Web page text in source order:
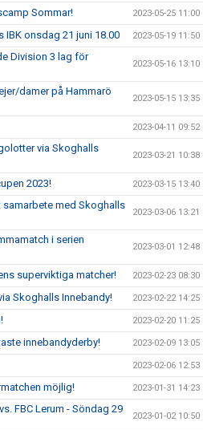
Sommar! 2023-05-25 11:00
onsdag 21 juni 18.00 2023-05-19 11:50
Division 3 lag för
2023-05-16 13:10
damer på Hammarö
2023-05-15 13:35
2023-04-11 09:52
via Skoghalls
2023-03-21 10:38
2023! 2023-03-15 13:40
med Skoghalls
2023-03-06 13:21
i serien
2023-03-01 12:48
superviktiga matcher! 2023-02-23 08:30
Skoghalls Innebandy! 2023-02-22 14:25
2023-02-20 11:25
innebandyderby! 2023-02-09 13:05
2023-02-06 12:53
möjlig! 2023-01-31 14:23
FBC Lerum - Söndag 29
2023-01-02 10:50